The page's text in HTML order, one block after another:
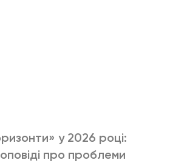
у 2026 році:
про проблеми